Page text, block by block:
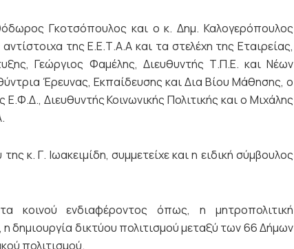
Γκοτσόπουλος και ο κ. Δημ. Καλογερόπουλος
της Ε.Ε.Τ.Α.Α και τα στελέχη της Εταιρείας,
Γεώργιος Φαμέλης, Διευθυντής Τ.Π.Ε. και Νέων
Έρευνας, Εκπαίδευσης και Δια Βίου Μάθησης, ο
Διευθυντής Κοινωνικής Πολιτικής και ο Μιχάλης
κ. Γ. Ιωακειμίδη, συμμετείχε και η ειδική σύμβουλος
κοινού ενδιαφέροντος όπως, η μητροπολιτική
η δημιουργία δικτύου πολιτισμού μεταξύ των 66 Δήμων
πολιτισμού.